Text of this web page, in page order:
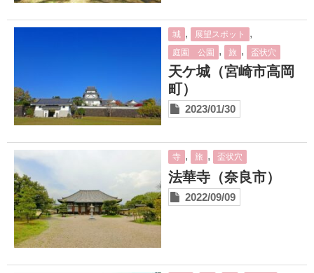
城 , 展望スポット ,
庭園 公園 , 旅 , 盃状穴
天ケ城（宮崎市高岡
町）
2023/01/30
寺 , 旅 , 盃状穴
法華寺（奈良市）
2022/09/09